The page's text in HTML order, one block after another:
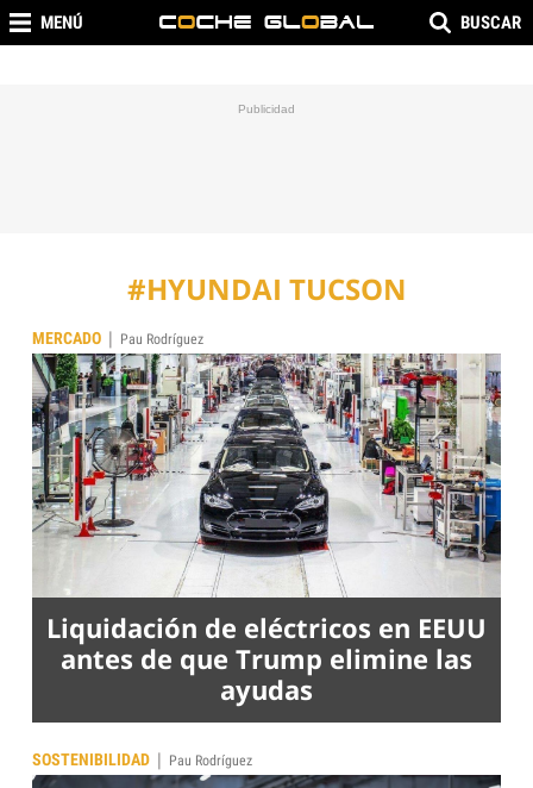
MENÚ BUSCAR
#HYUNDAI TUCSON
MERCADO | Pau Rodríguez
Liquidación de eléctricos en EEUU
antes de que Trump elimine las
ayudas
SOSTENIBILIDAD | Pau Rodríguez